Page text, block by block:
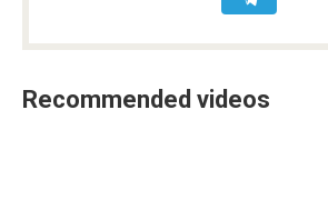
Recommended videos